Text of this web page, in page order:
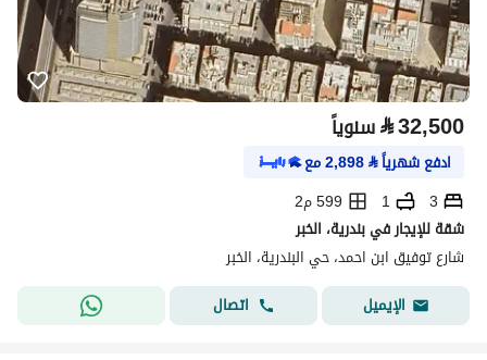
⃁32,500 سنوياً
ادفع شهرياً⃁
2,898مع
3
1
599 م2
شقة للإيجار في بندرية، الخبر
شارع توفيق ابن احمد، حي البندرية، الخبر
الإيميل
اتصال